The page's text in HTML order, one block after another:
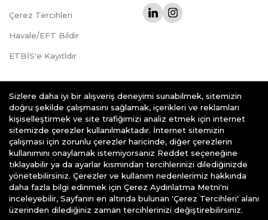
Çerez Tercihleri
Havale/EFT Bildir
ETBİS'e Kayıtldır
teknoklik.com © 2026 - Her Hakkı Saklıdır.
e-ticaret alt yapısı ile hazırlanmıştır
Sizlere daha iyi bir alışveriş deneyimi sunabilmek, sitemizin
doğru şekilde çalışmasını sağlamak, içerikleri ve reklamları
kişiselleştirmek ve site trafiğimizi analiz etmek için internet
sitemizde çerezler kullanılmaktadır. İnternet sitemizin
çalışması için zorunlu çerezler haricinde, diğer çerezlerin
kullanımını onaylamak istemiyorsanız Reddet seçeneğine
tıklayabilir ya da ayarlar kısmından tercihlerinizi dilediğinizde
yönetebilirsiniz. Çerezler ve kullanım nedenlerimiz hakkında
daha fazla bilgi edinmek için Çerez Aydınlatma Metni'ni
inceleyebilir, Sayfanın en altında bulunan 'Çerez Tercihleri' alanı
üzerinden dilediğiniz zaman tercihlerinizi değiştirebilirsiniz.